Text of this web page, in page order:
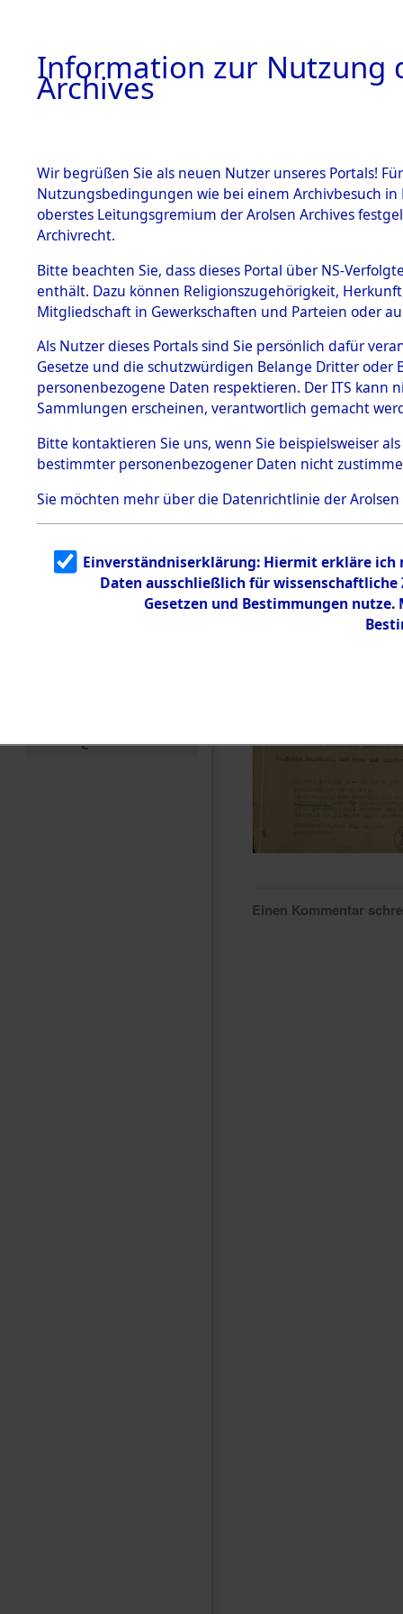
BESTÄNDE
1.
mente
5. Verschiedenes
5.3
Todesmärsche
5.3.1 Alliierte
Erhebungen
zu
Todesmärsch
en
5.3.2
g
5.3.3
Todesmärsch
e
→0002
Einen Kommentar
Information zur Nutzung
Archives
Wir begrüßen Sie als neuen Nutzer unseres Portals!
Nutzungsbedingungen wie bei einem Archivbesuch
oberstes Leitungsgremium der Arolsen Archives
Archivrecht.
Bitte beachten Sie, dass dieses Portal über NS-
enthält. Dazu können Religionszugehörigkeit,
Mitgliedschaft in Gewerkschaften und Parteien oder
Als Nutzer dieses Portals sind Sie persönlich dafür
Gesetze und die schutzwürdigen Belange Dritter
personenbezogene Daten respektieren. Der ITS
Sammlungen erscheinen, verantwortlich gemacht
Bitte kontaktieren Sie uns, wenn Sie beispielsweiser
bestimmter personenbezogener Daten nicht
Sie möchten mehr über die Datenrichtlinie der Arolsen
Einverständniserklärung: Hiermit erkläre ich
Daten ausschließlich für
Gesetzen und Bestimmungen